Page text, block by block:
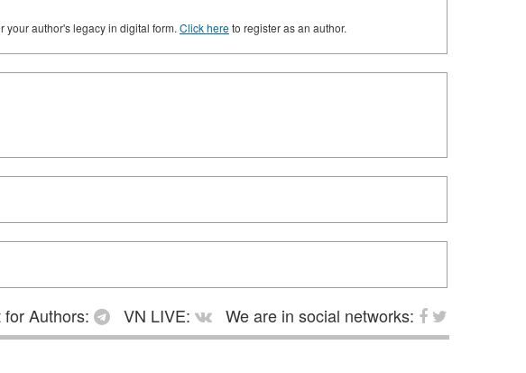
your author's legacy in digital form.Click hereto register as an author.
for Authors: VN LIVE:
We are in social networks: